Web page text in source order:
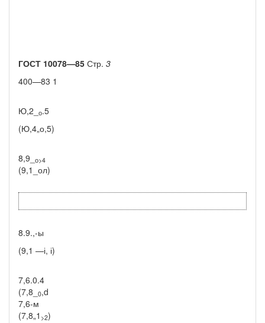
ГОСТ 10078—85 Стр. 3
400—83 1
Ю,2_ о.5
(Ю,4„о,5)
8,9_ о>4
(9,1_ол)
8.9.,-ы
(9,1 —і, і)
7,6.0.4
(7,8_ 0,d
7,6-м
(7,8„1 >2)